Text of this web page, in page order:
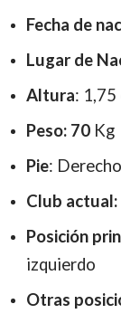
Fecha de
Lugar de
Altura: 1,75
Peso: 70Kg
Pie: Derecho
Club actual:
Posición
izquierdo
Otras